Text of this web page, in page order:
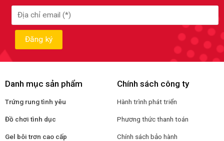
Danh mục sản phẩm
Trứng rung tình yêu
Đồ chơi tình dục
Gel bôi trơn cao cấp
Chính sách công ty
Hành trình phát triển
Phương thức thanh toán
Chính sách bảo hành